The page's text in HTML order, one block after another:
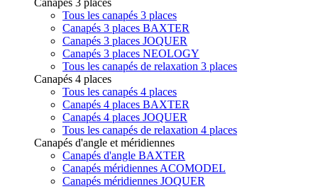
Canapés 3 places
Tous les canapés 3 places
Canapés 3 places BAXTER
Canapés 3 places JOQUER
Canapés 3 places NEOLOGY
Tous les canapés de relaxation 3 places
Canapés 4 places
Tous les canapés 4 places
Canapés 4 places BAXTER
Canapés 4 places JOQUER
Tous les canapés de relaxation 4 places
Canapés d'angle et méridiennes
Canapés d'angle BAXTER
Canapés méridiennes ACOMODEL
Canapés méridiennes JOQUER